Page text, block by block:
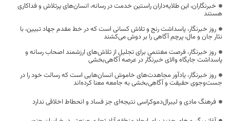
خبرنگاران، این طلایه‌داران راستین خدمت در رسانه، انسان‌های پرتلاش و فداکاری
هستند
روز خبرنگار، پاسداشت رنج و تلاش کسانی است که در خط مقدم جهاد تبیین، با
نثار جان و مال، پرچم آگاهی را بر دوش می‌کشند
روز خبرنگار، فرصت مغتنمی برای تجلیل از تلاش‌های ارزشمند اصحاب رسانه و
پاسداشت جایگاه والای خبرنگار در عرصه آگاهی‌بخشی
روز خبرنگار، یادآور مجاهدت‌های خاموش انسان‌هایی است که رسالت خود را در
جست‌وجوی حقیقت و آگاهی‌بخشی به جامعه معنا کرده‌اند
فرهنگ مادی و لیبرال‌دموکراسی نتیجه‌ای جز فساد و انحطاط اخلاقی ندارد